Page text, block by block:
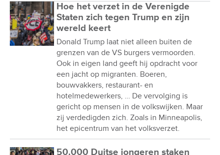
Hoe het verzet in de Verenigde
Staten zich tegen Trump en zijn
wereld keert
Donald Trump laat niet alleen buiten de
grenzen van de VS burgers vermoorden.
Ook in eigen land geeft hij opdracht voor
een jacht op migranten. Boeren,
bouwvakkers, restaurant- en
hotelmedewerkers, … De vervolging is
gericht op mensen in de volkswijken. Maar
zij verdedigden zich. Zoals in Minneapolis,
het epicentrum van het volksverzet.
50.000 Duitse jongeren staken